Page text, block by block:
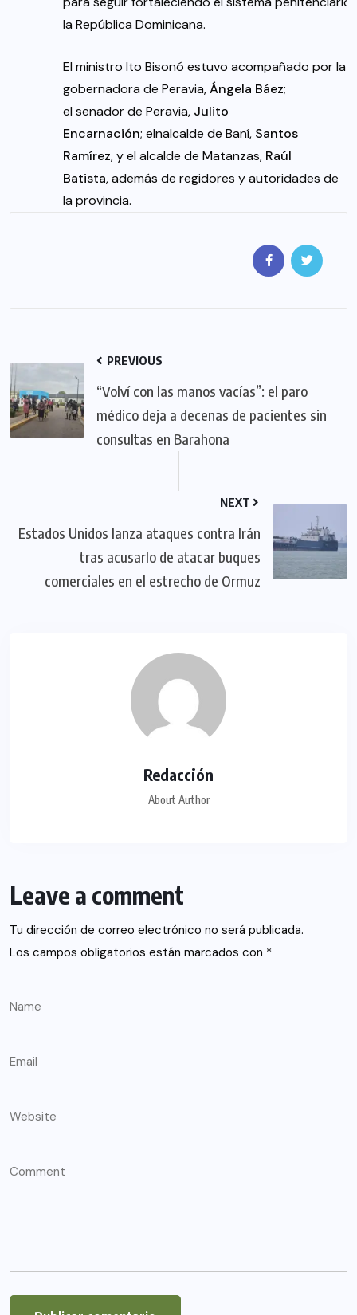
la República Dominicana.
El ministro Ito Bisonó estuvo acompañado por la
gobernadora de Peravia,Ángela Báez;
el senador de Peravia, Julito
Encarnación; elnalcalde de Baní, Santos
Ramírez, y el alcalde de Matanzas, Raúl
Batista, además de regidores y autoridades de
la provincia.
PREVIOUS
“Volví con las manos vacías”: el paro
médico deja a decenas de pacientes sin
consultas en Barahona
NEXT
Estados Unidos lanza ataques contra Irán
tras acusarlo de atacar buques
comerciales en el estrecho de Ormuz
Redacción
About Author
Leave a comment
Tu dirección de correo electrónico no será publicada.
Los campos obligatorios están marcados con *